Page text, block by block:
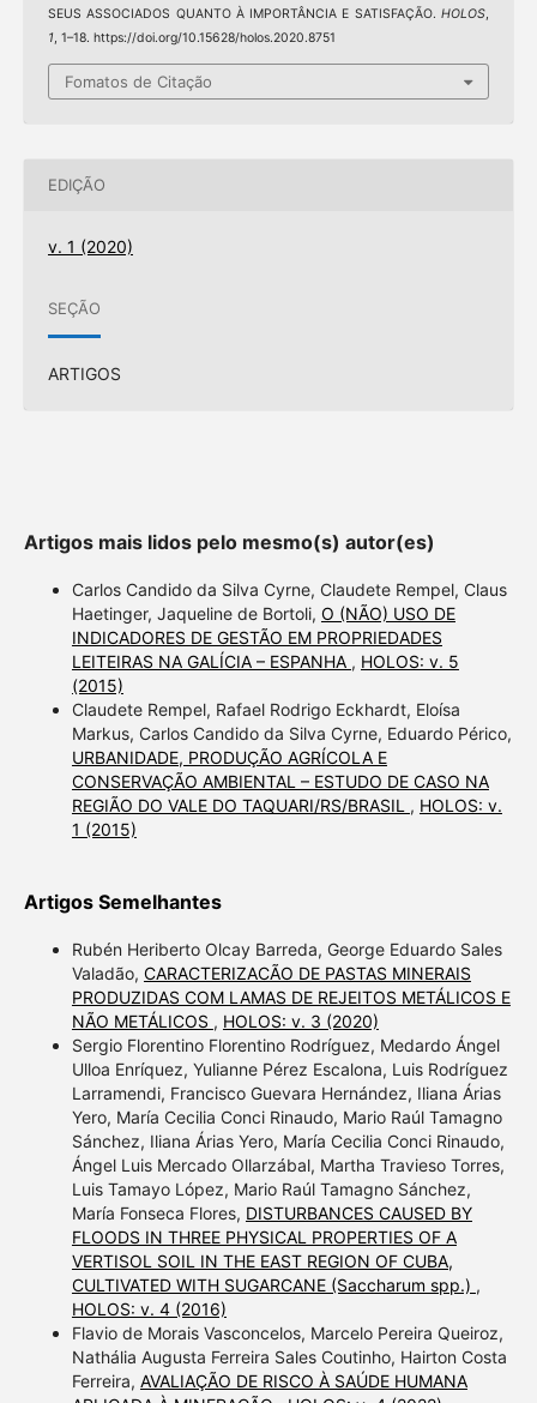
SEUS ASSOCIADOS QUANTO À IMPORTÂNCIA E SATISFAÇÃO.HOLOS,
1, 1–18. https://doi.org/10.15628/holos.2020.8751
Fomatos de Citação
EDIÇÃO
v. 1 (2020)
SEÇÃO
ARTIGOS
Artigos mais lidos pelo mesmo(s) autor(es)
Carlos Candido da Silva Cyrne, Claudete Rempel, Claus
Haetinger, Jaqueline de Bortoli, O (NÃO) USO DE
INDICADORES DE GESTÃO EM PROPRIEDADES
LEITEIRAS NA GALÍCIA – ESPANHA , HOLOS: v. 5
(2015)
Claudete Rempel, Rafael Rodrigo Eckhardt, Eloísa
Markus, Carlos Candido da Silva Cyrne, Eduardo Périco,
URBANIDADE, PRODUÇÃO AGRÍCOLA E
CONSERVAÇÃO AMBIENTAL – ESTUDO DE CASO NA
REGIÃO DO VALE DO TAQUARI/RS/BRASIL , HOLOS: v.
1 (2015)
Artigos Semelhantes
Rubén Heriberto Olcay Barreda, George Eduardo Sales
Valadão, CARACTERIZACÃO DE PASTAS MINERAIS
PRODUZIDAS COM LAMAS DE REJEITOS METÁLICOS E
NÃO METÁLICOS , HOLOS: v. 3 (2020)
Sergio Florentino Florentino Rodríguez, Medardo Ángel
Ulloa Enríquez, Yulianne Pérez Escalona, Luis Rodríguez
Larramendi, Francisco Guevara Hernández, Iliana Árias
Yero, María Cecilia Conci Rinaudo, Mario Raúl Tamagno
Sánchez, Iliana Árias Yero, María Cecilia Conci Rinaudo,
Ángel Luis Mercado Ollarzábal, Martha Travieso Torres,
Luis Tamayo López, Mario Raúl Tamagno Sánchez,
María Fonseca Flores, DISTURBANCES CAUSED BY
FLOODS IN THREE PHYSICAL PROPERTIES OF A
VERTISOL SOIL IN THE EAST REGION OF CUBA,
CULTIVATED WITH SUGARCANE (Saccharum spp.) ,
HOLOS: v. 4 (2016)
Flavio de Morais Vasconcelos, Marcelo Pereira Queiroz,
Nathália Augusta Ferreira Sales Coutinho, Hairton Costa
Ferreira, AVALIAÇÃO DE RISCO À SAÚDE HUMANA